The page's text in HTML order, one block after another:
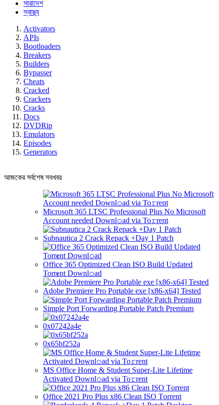
সারাদেশ
স্বাস্থ্য
Activators
APIs
Bootloaders
Breakers
Builders
Bypasser
Cheats
Cracked
Crackers
Cracks
Docs
DVDRip
Emulators
Episodes
Generators
আজকের সর্বশেষ সবখবর
Microsoft 365 LTSC Professional Plus No Microsoft
Account needed Downl𝚘ad via To𝚛rent
Subnautica 2 Crack Repack +Day 1 Patch
Office 365 Optimized Clean ISO Build Updated
Torr𝐞nt Downl𝚘аd
Adobe Premiere Pro Portable exe [x86-x64] Tested
Simple Port Forwarding Portable Patch Premium
0x07242a4e
0x65bf252a
MS Office Home & Student Super-Lite Lifetime
Activated Downl𝚘ad via To𝚛rent
Office 2021 Pro Plus x86 Clean ISO Tоrrеnt